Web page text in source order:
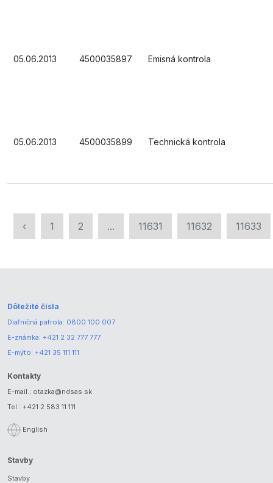
05.06.2013 4500035897 Emisná kontrola
05.06.2013 4500035899 Technická kontrola
‹ 1 2 ... 11631 11632 11633
Dôležité čísla
Diaľničná patrola: 0800 100 007
E-známka: +421 2 32 777 777
E-mýto: +421 35 111 111
Kontakty
E-mail.: otazka@ndsas.sk
Tel.: +421 2 583 11 111
English
Stavby
Stavby